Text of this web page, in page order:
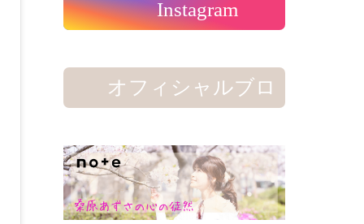
Instagram
オフィシャルブロ